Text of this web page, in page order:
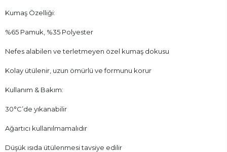
Kumaş Özelliği:
%65 Pamuk, %35 Polyester
Nefes alabilen ve terletmeyen özel kumaş dokusu
Kolay ütülenir, uzun ömürlü ve formunu korur
Kullanım & Bakım:
30°C’de yıkanabilir
Ağartıcı kullanılmamalıdır
Düşük ısıda ütülenmesi tavsiye edilir